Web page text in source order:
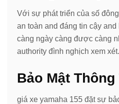
Với sự phát triển của số
an toàn and đáng tin cậy
càng ngày càng được càng
authority đình nghịch xem xét.
Bảo Mật Thông
giá xe yamaha 155 đặt sự